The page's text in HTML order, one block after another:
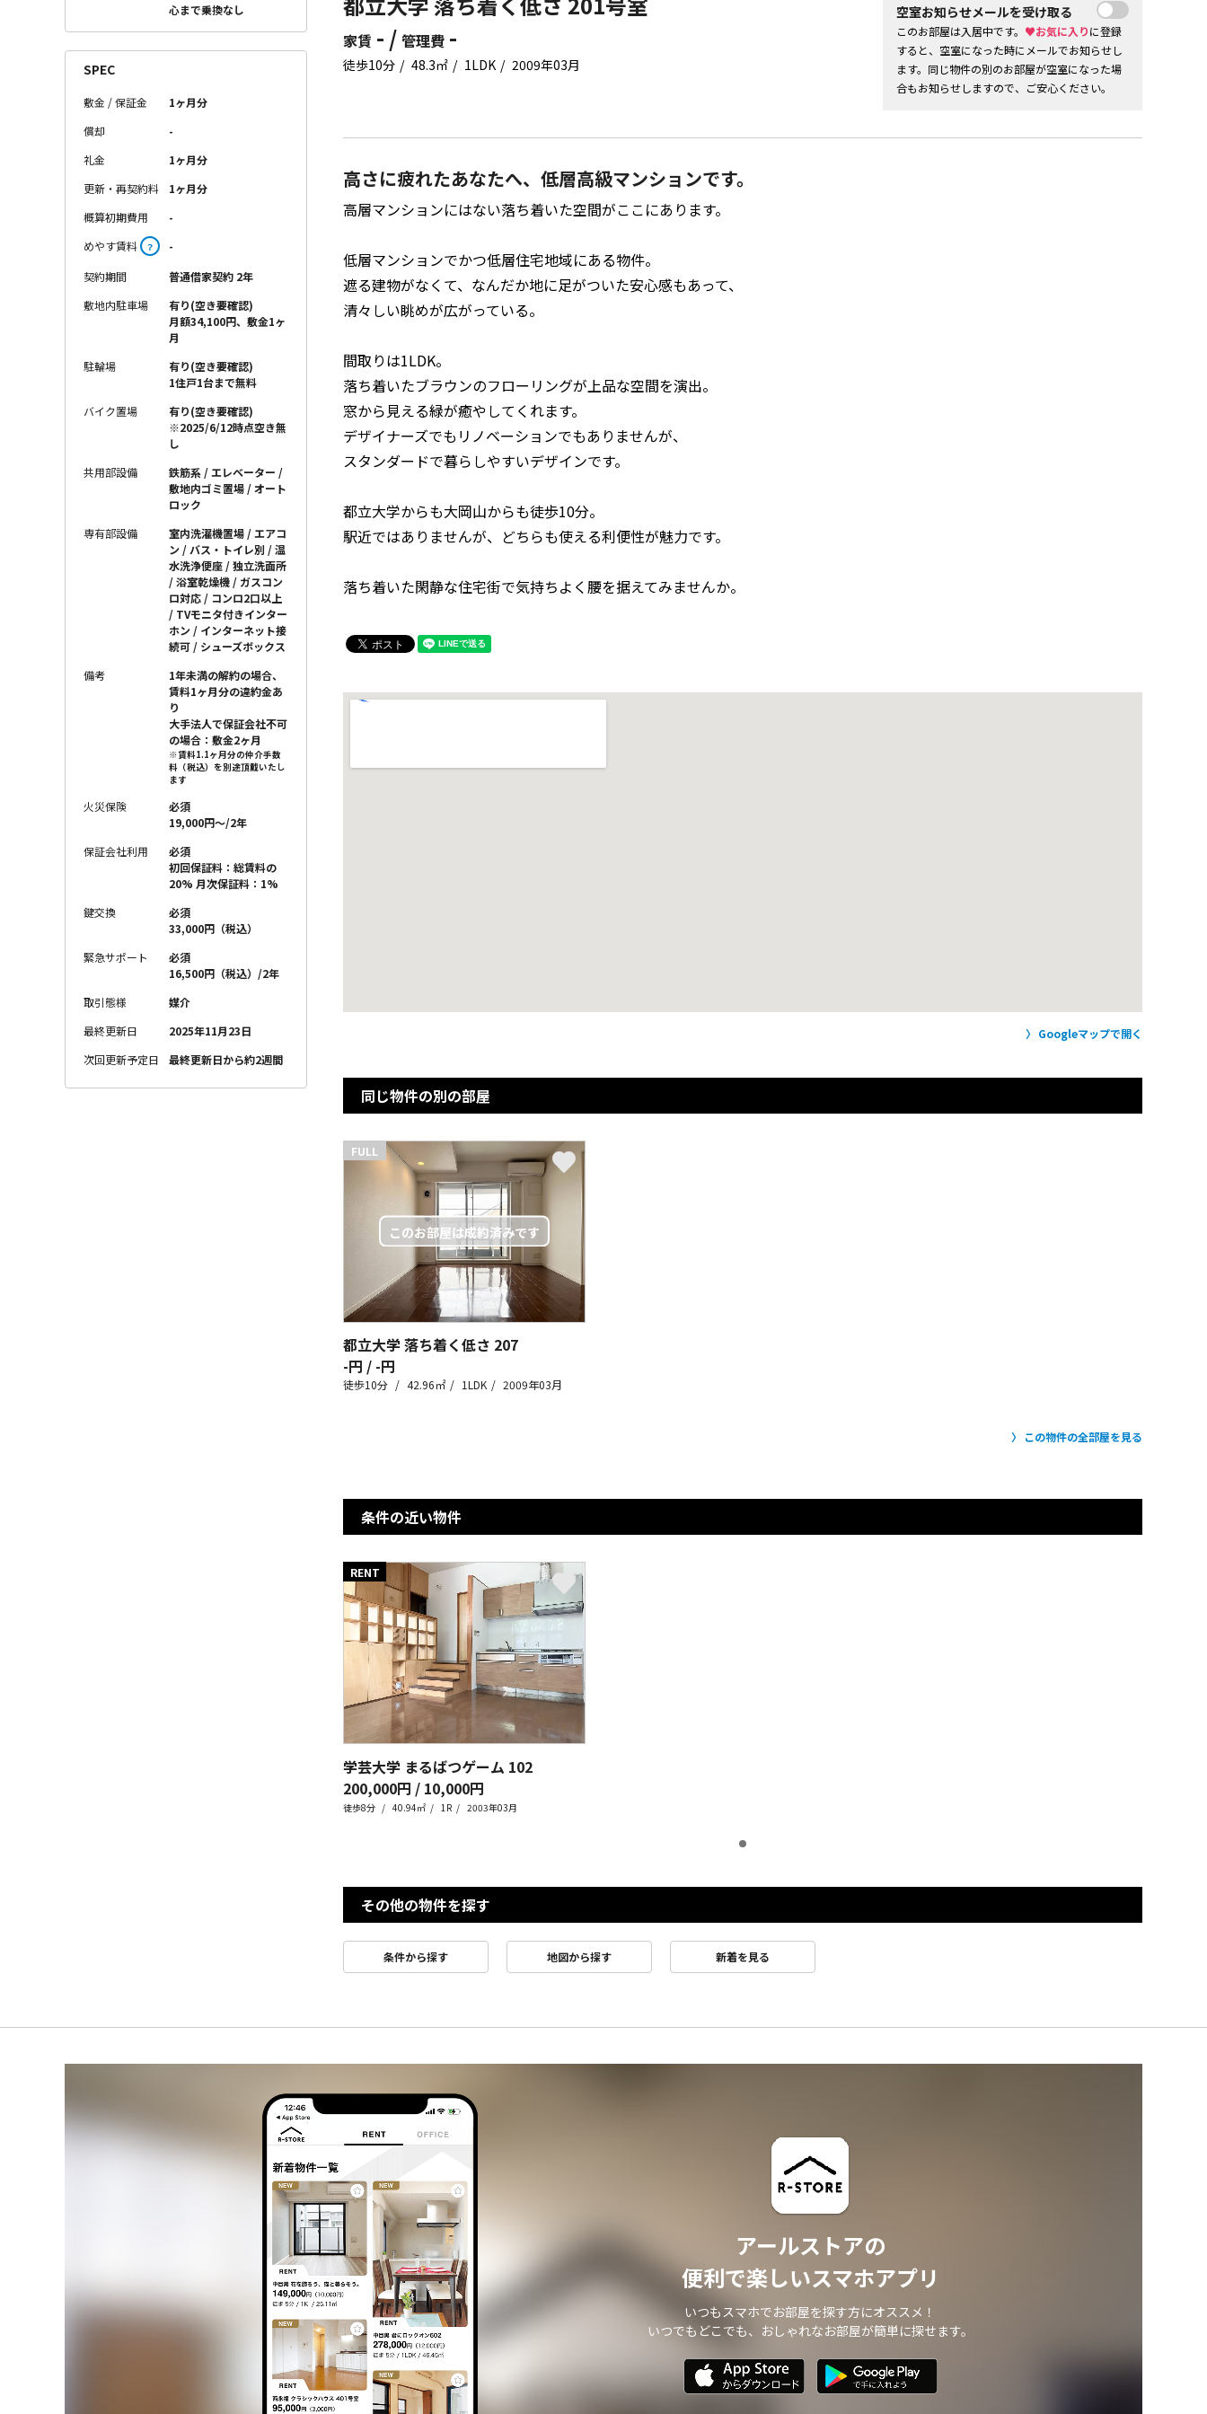
家賃 - / 管理費 -
徒歩10分 48.3㎡ 1LDK 2009年03月
空室お知らせメールを受け取る
このお部屋は入居中です。 ♥お気に入りに登録
すると、空室になった時にメールでお知らせし
ます。同じ物件の別のお部屋が空室になった場
合もお知らせしますので、ご安心ください。
高さに疲れたあなたへ、低層高級マンションです。
高層マンションにはない落ち着いた空間がここにあります。
低層マンションでかつ低層住宅地域にある物件。
遮る建物がなくて、なんだか地に足がついた安心感もあって、
清々しい眺めが広がっている。
間取りは1LDK。
落ち着いたブラウンのフローリングが上品な空間を演出。
窓から見える緑が癒やしてくれます。
デザイナーズでもリノベーションでもありませんが、
スタンダードで暮らしやすいデザインです。
都立大学からも大岡山からも徒歩10分。
駅近ではありませんが、どちらも使える利便性が魅力です。
落ち着いた閑静な住宅街で気持ちよく腰を据えてみませんか。
心まで乗換なし
SPEC
敷金 / 保証金
1ヶ月分
償却
-
礼金
1ヶ月分
更新・再契約料
1ヶ月分
概算初期費用
-
めやす賃料
？ -
契約期間
普通借家契約 2年
敷地内駐車場
有り(空き要確認)
月額34,100円、敷金1ヶ
月
駐輪場
有り(空き要確認)
1住戸1台まで無料
バイク置場
有り(空き要確認)
※2025/6/12時点空き無
し
共用部設備
鉄筋系 / エレベーター /
敷地内ゴミ置場 / オート
ロック
専有部設備
室内洗濯機置場 / エアコ
ン / バス・トイレ別 / 温
水洗浄便座 / 独立洗面所
/ 浴室乾燥機 / ガスコン
ロ対応 / コンロ2口以上
/ TVモニタ付きインター
ホン / インターネット接
続可 / シューズボックス
備考
1年未満の解約の場合、
賃料1ヶ月分の違約金あ
り
大手法人で保証会社不可
の場合：敷金2ヶ月
※賃料1.1ヶ月分の仲介手数
料（税込）を別途頂戴いたし
ます
火災保険
必須
19,000円〜/2年
保証会社利用
必須
初回保証料：総賃料の
20% 月次保証料：1%
鍵交換
必須
33,000円（税込）
緊急サポート
必須
16,500円（税込）/2年
取引態様
媒介
最終更新日
2025年11月23日
次回更新予定日
最終更新日から約2週間
Googleマップで開く
同じ物件の別の部屋
FULL
都立大学 落ち着く低さ 207
-円 / -円
徒歩10分 42.96㎡ 1LDK 2009年03月
この物件の全部屋を見る
条件の近い物件
RENT
学芸大学 まるばつゲーム 102
200,000円 / 10,000円
徒歩8分 40.94㎡ 1R 2003年03月
その他の物件を探す
条件から探す 地図から探す 新着を見る
アールストアの
便利で楽しいスマホアプリ
いつもスマホでお部屋を探す方にオススメ！
いつでもどこでも、おしゃれなお部屋が簡単に探せます。